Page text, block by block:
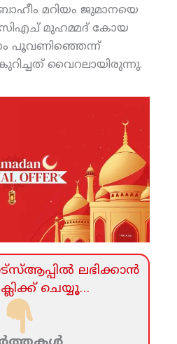
മറിയം ജുമാനയെ
സിഎച് മുഹമ്മദ് കോയ
പൂവണിഞ്ഞെന്ന്
വൈറലായിരുന്നു.
ലഭിക്കാന്‍
ക്ലിക്ക്‌ ചെയ്യൂ…